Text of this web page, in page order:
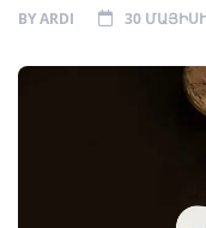
BYARDI 30